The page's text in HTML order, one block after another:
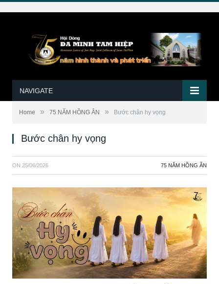
NAVIGATE
Home » 75 NĂM HỒNG ÂN » Bước chân hy vọng
Bước chân hy vọng
ON 25/06/2026 75 NĂM HỒNG ÂN